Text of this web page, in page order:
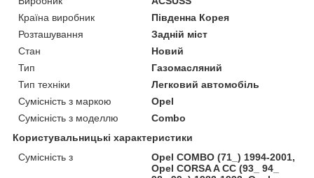
Країна виробник
Південна Корея
Розташування
Задній міст
Стан
Новий
Тип
Газомасляний
Тип техніки
Легковий автомобіль
Сумісність з маркою
Opel
Сумісність з моделлю
Combo
Користувальницькі характеристики
Сумісність з
Opel COMBO (71_) 1994-2001,
Opel CORSA A CC (93_ 94_